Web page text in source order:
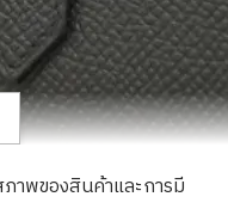
าพของสินค้าและการมี